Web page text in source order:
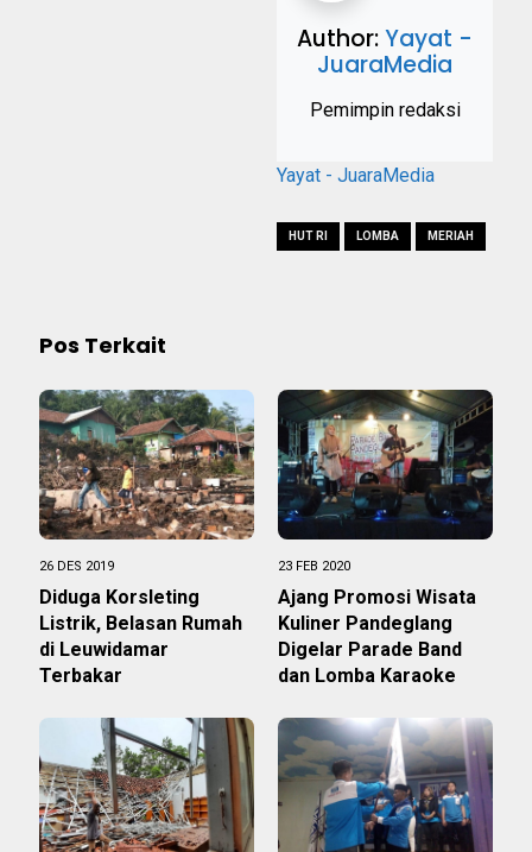
Author:Yayat -
JuaraMedia
Pemimpin redaksi
Yayat - JuaraMedia
HUT RI LOMBA MERIAH
Pos Terkait
26 DES 2019
Diduga Korsleting
Listrik, Belasan Rumah
di Leuwidamar
Terbakar
23 FEB 2020
Ajang Promosi Wisata
Kuliner Pandeglang
Digelar Parade Band
dan Lomba Karaoke